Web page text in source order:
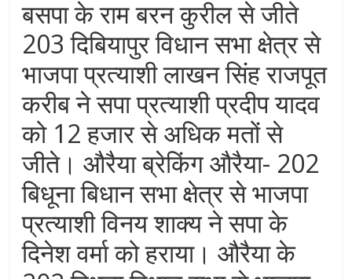
बसपा के राम बरन कुरील से जीते
203 दिबियापुर विधान सभा क्षेत्र से
भाजपा प्रत्याशी लाखन सिंह राजपूत
करीब ने सपा प्रत्याशी प्रदीप यादव
को 12 हजार से अधिक मतों से
जीते। औरैया ब्रेकिंग औरैया- 202
बिधूना बिधान सभा क्षेत्र से भाजपा
प्रत्याशी विनय शाक्य ने सपा के
दिनेश वर्मा को हराया। औरैया के